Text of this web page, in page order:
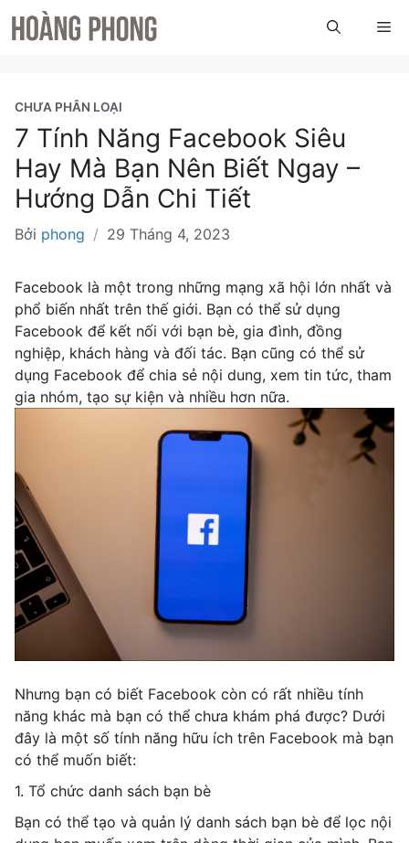
Chuyển
đến
CHƯA PHÂN LOẠI
7 Tính Năng Facebook Siêu
Hay Mà Bạn Nên Biết Ngay –
Hướng Dẫn Chi Tiết
Bởi phong / 29 Tháng 4, 2023
Facebook là một trong những mạng xã hội lớn nhất và
phổ biến nhất trên thế giới. Bạn có thể sử dụng
Facebook để kết nối với bạn bè, gia đình, đồng
nghiệp, khách hàng và đối tác. Bạn cũng có thể sử
dụng Facebook để chia sẻ nội dung, xem tin tức, tham
gia nhóm, tạo sự kiện và nhiều hơn nữa.
Nhưng bạn có biết Facebook còn có rất nhiều tính
năng khác mà bạn có thể chưa khám phá được? Dưới
đây là một số tính năng hữu ích trên Facebook mà bạn
có thể muốn biết:
1. Tổ chức danh sách bạn bè
Bạn có thể tạo và quản lý danh sách bạn bè để lọc nội